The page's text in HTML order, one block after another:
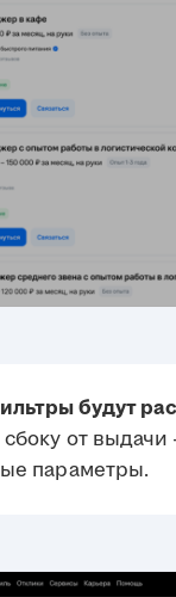
будут
от выдачи
параметры.